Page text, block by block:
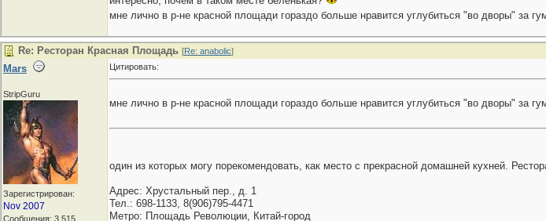
мне лично в р-не красной площади гораздо больше нравится углубиться "во дворы" за
Re: Ресторан Красная Площадь [Re: anabolic]
Mars
StripGuru
Зарегистрирован:
Nov 2007
Сообщения: 3,515
Цитировать:
мне лично в р-не красной площади гораздо больше нравится углубиться "во дворы" за
один из которых могу порекомендовать, как место с прекрасной домашней кухней.
Адрес: Хрустальный пер., д. 1
Тел.: 698-1133, 8(906)795-4471
Метро: Площадь Революции, Китай-город